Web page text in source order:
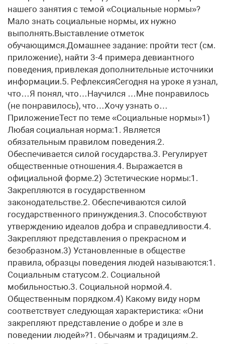
нашего занятия с темой «Социальные нормы»?
Мало знать социальные нормы, их нужно
выполнять.Выставление отметок
обучающимся.Домашнее задание: пройти тест (см.
приложение), найти 3-4 примера девиантного
поведения, привлекая дополнительные источники
информации.5. РефлексияСегодня на уроке я узнал,
что…Я понял, что…Научился …Мне понравилось
(не понравилось), что…Хочу узнать о…
ПриложениеТест по теме «Социальные нормы»1)
Любая социальная норма:1. Является
обязательным правилом поведения.2.
Обеспечивается силой государства.3. Регулирует
общественные отношения.4. Выражается в
официальной форме.2) Эстетические нормы:1.
Закрепляются в государственном
законодательстве.2. Обеспечиваются силой
государственного принуждения.3. Способствуют
утверждению идеалов добра и справедливости.4.
Закрепляют представления о прекрасном и
безобразном.3) Установленные в обществе
правила, образцы поведения людей называются:1.
Социальным статусом.2. Социальной
мобильностью.3. Социальной нормой.4.
Общественным порядком.4) Какому виду норм
соответствует следующая характеристика: «Они
закрепляют представление о добре и зле в
поведении людей»?1. Обычаям и традициям.2.